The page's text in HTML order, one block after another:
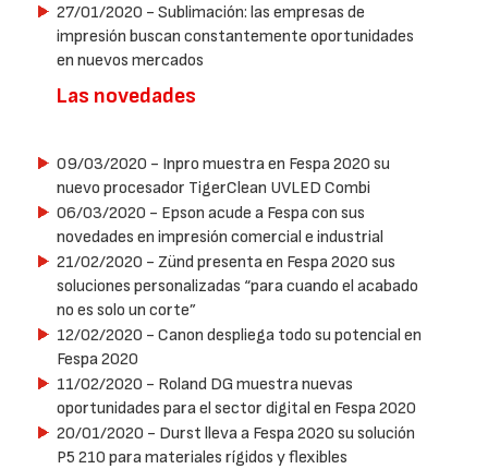
27/01/2020 - Sublimación: las empresas de
impresión buscan constantemente oportunidades
en nuevos mercados
Las novedades
09/03/2020 - Inpro muestra en Fespa 2020 su
nuevo procesador TigerClean UVLED Combi
06/03/2020 - Epson acude a Fespa con sus
novedades en impresión comercial e industrial
21/02/2020 - Zünd presenta en Fespa 2020 sus
soluciones personalizadas “para cuando el acabado
no es solo un corte”
12/02/2020 - Canon despliega todo su potencial en
Fespa 2020
11/02/2020 - Roland DG muestra nuevas
oportunidades para el sector digital en Fespa 2020
20/01/2020 - Durst lleva a Fespa 2020 su solución
P5 210 para materiales rígidos y flexibles